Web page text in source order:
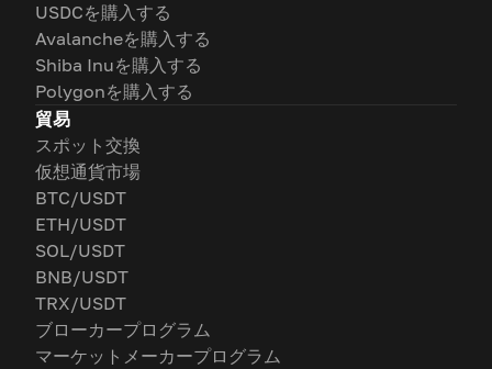
USDCを購入する
Avalancheを購入する
Shiba Inuを購入する
Polygonを購入する
貿易
スポット交換
仮想通貨市場
BTC/USDT
ETH/USDT
SOL/USDT
BNB/USDT
TRX/USDT
ブローカープログラム
マーケットメーカープログラム